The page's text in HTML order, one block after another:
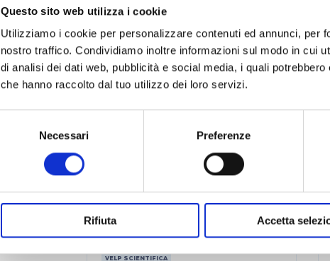
Questo sito web utilizza i cookie
Utilizziamo i cookie per personalizzare contenuti ed annunci, per
nostro traffico. Condividiamo inoltre informazioni sul modo in cui
di analisi dei dati web, pubblicità e social media, i quali
che hanno raccolto dal tuo utilizzo dei loro servizi.
Necessari Preferenze
Rifiuta Accetta
LEGGI DI PIÙ
VELP SCIENTIFICA